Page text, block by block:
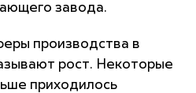
завода.
производства в
рост. Некоторые
приходилось